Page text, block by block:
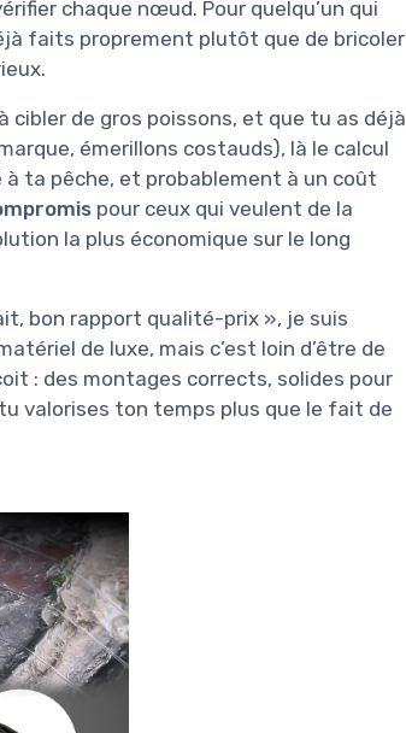
chaque nœud. Pour quelqu’un qui
faits proprement plutôt que de bricoler
cibler de gros poissons, et que tu as déjà
émerillons costauds), là le calcul
ta pêche, et probablement à un coût
pour ceux qui veulent de la
la plus économique sur le long
bon rapport qualité-prix », je suis
de luxe, mais c’est loin d’être de
: des montages corrects, solides pour
valorises ton temps plus que le fait de